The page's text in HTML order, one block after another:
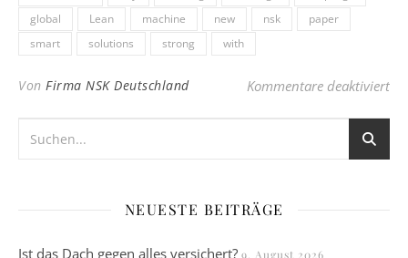
global
Lean machine new nsk
paper
smart
solutions strong with
Von Firma NSK Deutschland Kommentare deaktiviert
NEUESTE BEITRÄGE
Ist das Dach gegen alles versichert? 9. August 2026